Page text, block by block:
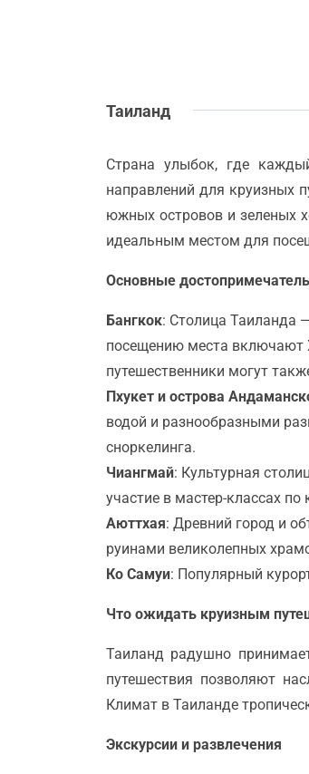
Таиланд
Страна улыбок, где
направлений для круизных
южных островов и зеленых
идеальным местом для
Основные
Бангкок: Столица Таиланда
посещению места включают
путешественники могут
Пхукет и острова
водой и разнообразными
сноркелинга.
Чиангмай: Культурная
участие в мастер-классах
Аюттхая: Древний город и
руинами великолепных
Ко Самуи: Популярный
Что ожидать круизным
Таиланд радушно
путешествия позволяют
Климат в Таиланде
Экскурсии и развлечения